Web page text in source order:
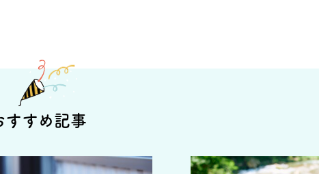
すすめ記事